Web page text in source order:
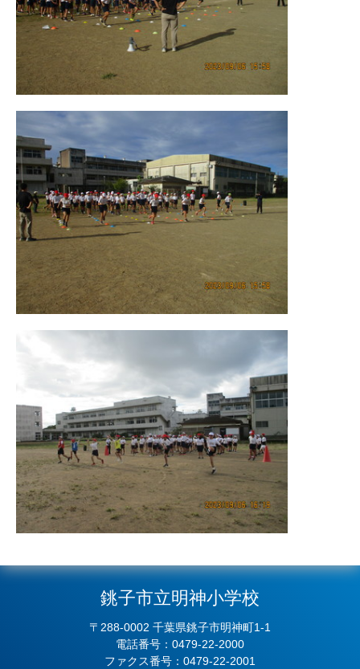
銚子市立明神小学校
〒288-0002 千葉県銚子市明神町1-1
電話番号：0479-22-2000
ファクス番号：0479-22-2001